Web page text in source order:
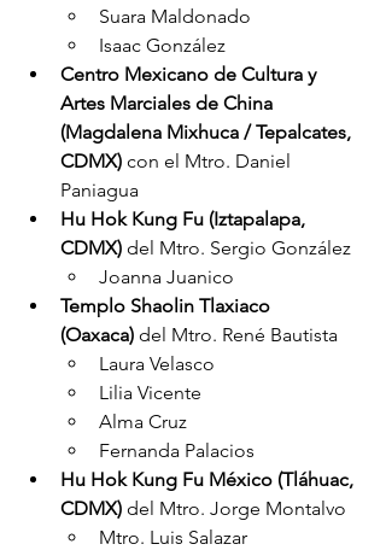
Suara Maldonado
Isaac González
Centro Mexicano de Cultura y
Artes Marciales de China
(Magdalena Mixhuca / Tepalcates,
CDMX) con el Mtro. Daniel
Paniagua
Hu Hok Kung Fu (Iztapalapa,
CDMX) del Mtro. Sergio González
Joanna Juanico
Templo Shaolin Tlaxiaco
(Oaxaca) del Mtro. René Bautista
Laura Velasco
Lilia Vicente
Alma Cruz
Fernanda Palacios
Hu Hok Kung Fu México (Tláhuac,
CDMX) del Mtro. Jorge Montalvo
Mtro. Luis Salazar